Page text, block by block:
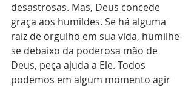
desastrosas. Mas, Deus concede
graça aos humildes. Se há alguma
raiz de orgulho em sua vida, humilhe-
se debaixo da poderosa mão de
Deus, peça ajuda a Ele. Todos
podemos em algum momento agir